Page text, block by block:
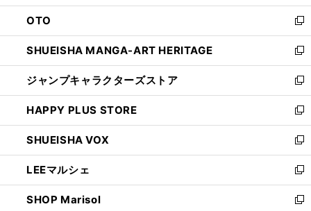
ウ
で
開
く
ン
ド
ウ
で
開
く
OTO
新
し
い
ウ
ィ
ン
ド
ウ
で
開
く
SHUEISHA MANGA-ART HERITAGE
新
し
い
ウ
ィ
ン
ド
ウ
で
開
く
ジャンプキャラクターズストア
新
し
い
ウ
ィ
ン
ド
ウ
で
HAPPY PLUS STORE
新
し
い
ウ
ィ
ン
ド
SHUEISHA VOX
新
し
い
ウ
ィ
LEEマルシェ
新
し
い
SHOP Marisol
新